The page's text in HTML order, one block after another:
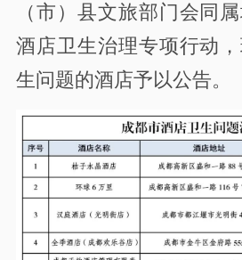
（市）县文旅部门会同
酒店卫生治理专项行动
生问题的酒店予以公告。